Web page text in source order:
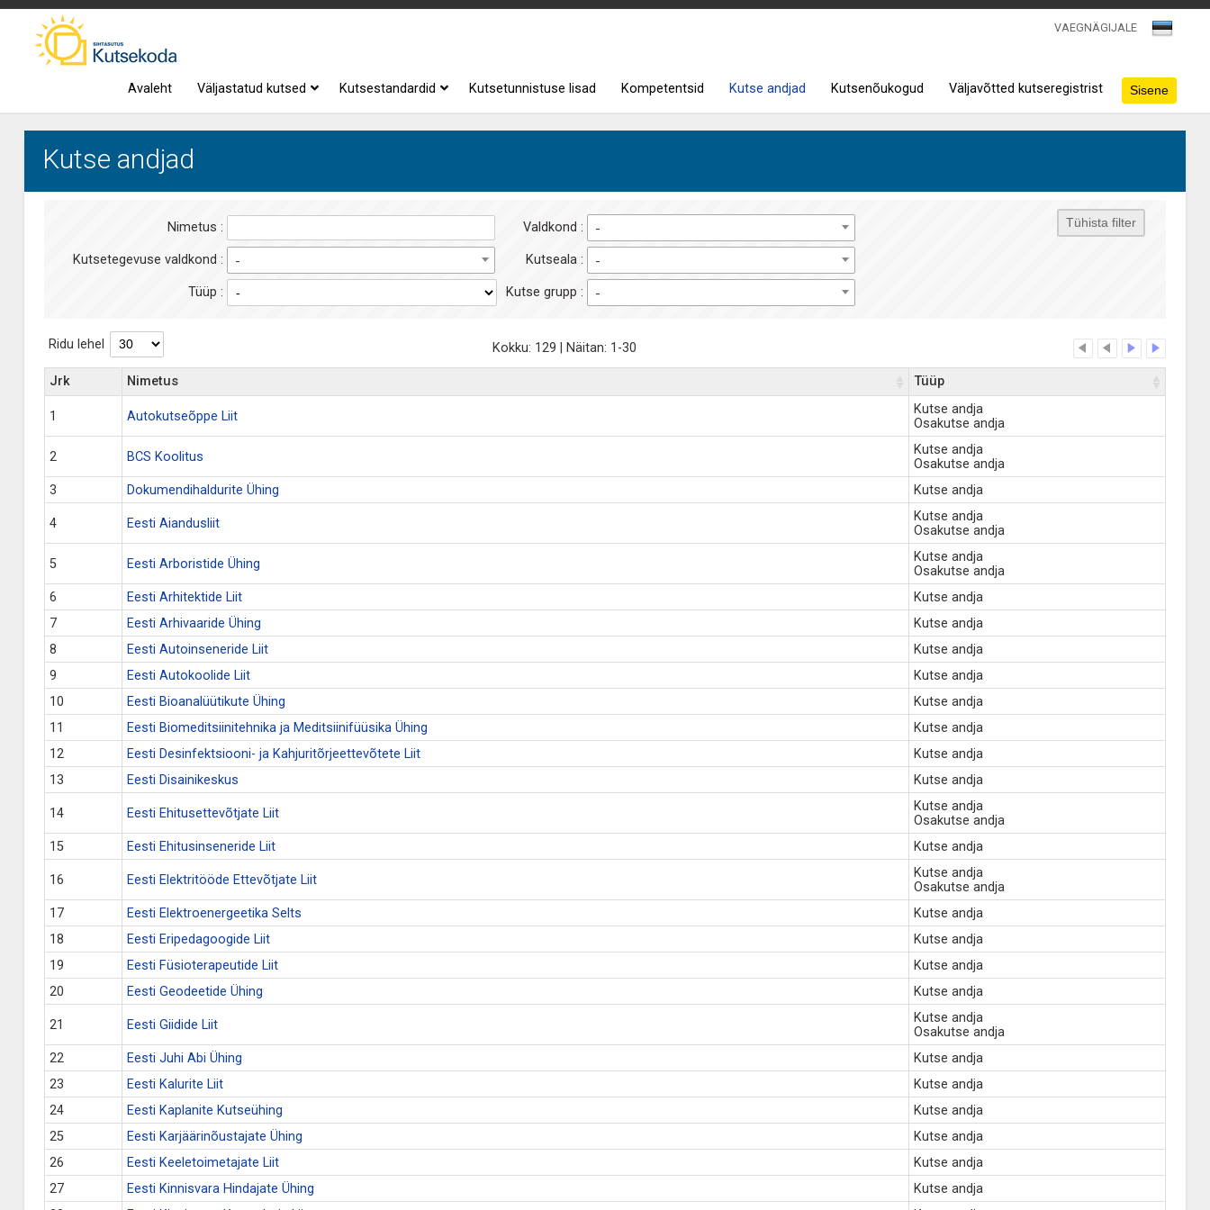
VAEGNÄGIJALE
Avaleht Väljastatud kutsed Kutsestandardid Kutsetunnistuse lisad Kompetentsid Kutse andjad Kutsenõukogud Väljavõtted kutseregistrist
Kutse andjad
Nimetus : Valdkond : -
Kutsetegevuse valdkond : - Kutseala : -
Tüüp : Kutse grupp : -
Ridu lehel Kokku: 129 | Näitan: 1-30
Jrk Nimetus Tüüp
1 Autokutseõppe Liit
Kutse andja
Osakutse andja
2 BCS Koolitus
Kutse andja
Osakutse andja
3
Dokumendihaldurite Ühing Kutse andja
4 Eesti Aiandusliit
Kutse andja
Osakutse andja
5 Eesti Arboristide Ühing
Kutse andja
Osakutse andja
6
Eesti Arhitektide Liit
Kutse andja
7
Eesti Arhivaaride Ühing
Kutse andja
8
Eesti Autoinseneride Liit
Kutse andja
9
Eesti Autokoolide Liit
Kutse andja
10
Eesti Bioanalüütikute Ühing
Kutse andja
11
Eesti Biomeditsiinitehnika ja Meditsiinifüüsika Ühing
Kutse andja
12
Eesti Desinfektsiooni- ja Kahjuritõrjeettevõtete Liit
Kutse andja
13
Eesti Disainikeskus Kutse andja
14 Eesti Ehitusettevõtjate Liit
Kutse andja
Osakutse andja
15
Eesti Ehitusinseneride Liit Kutse andja
16 Eesti Elektritööde Ettevõtjate Liit
Kutse andja
Osakutse andja
17
Eesti Elektroenergeetika Selts
Kutse andja
18
Eesti Eripedagoogide Liit
Kutse andja
19
Eesti Füsioterapeutide Liit
Kutse andja
20
Eesti Geodeetide Ühing Kutse andja
21 Eesti Giidide Liit
Kutse andja
Osakutse andja
22
Eesti Juhi Abi Ühing
Kutse andja
23
Eesti Kalurite Liit
Kutse andja
24
Eesti Kaplanite Kutseühing
Kutse andja
25
Eesti Karjäärinõustajate Ühing
Kutse andja
26
Eesti Keeletoimetajate Liit
Kutse andja
27
Eesti Kinnisvara Hindajate Ühing
Kutse andja